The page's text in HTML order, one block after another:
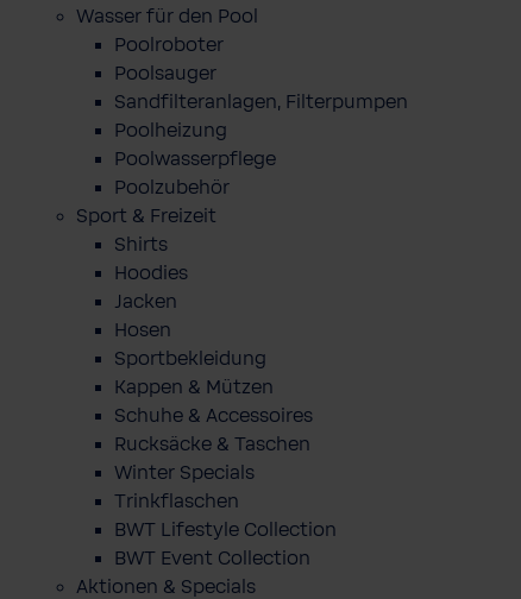
Wasser für den Pool
Poolroboter
Poolsauger
Sandfilteranlagen, Filterpumpen
Poolheizung
Poolwasserpflege
Poolzubehör
Sport & Freizeit
Shirts
Hoodies
Jacken
Hosen
Sportbekleidung
Kappen & Mützen
Schuhe & Accessoires
Rucksäcke & Taschen
Winter Specials
Trinkflaschen
BWT Lifestyle Collection
BWT Event Collection
Aktionen & Specials